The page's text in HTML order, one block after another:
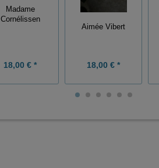
Madame
Cornélissen
18,00 € *
Aimée Vibert
18,00 € *